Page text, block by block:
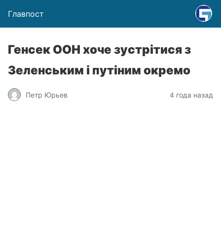
Главпост
Генсек ООН хоче зустрітися з
Зеленським і путіним окремо
Петр Юрьев 4 года назад